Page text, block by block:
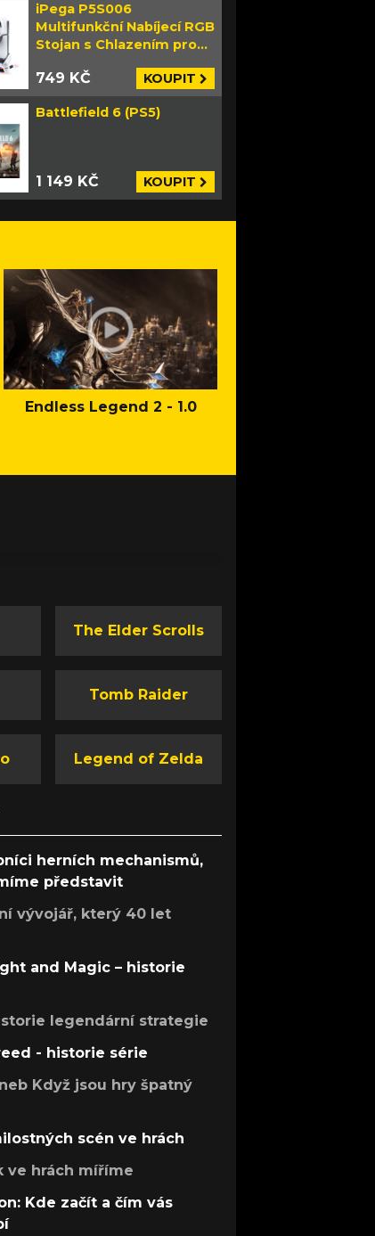
iPega P5S006
Multifunkční Nabíjecí RGB
Stojan s Chlazením pro
749 KČ KOUPIT
Battlefield 6 (PS5)
1 149 KČ KOUPIT
Endless Legend 2 - 1.0
The Elder Scrolls
Tomb Raider
Legend of Zelda
herních mechanismů,
představit
vývojář, který 40 let
and Magic – historie
legendární strategie
- historie série
Když jsou hry špatný
scén ve hrách
ve hrách míříme
Kde začít a čím vás